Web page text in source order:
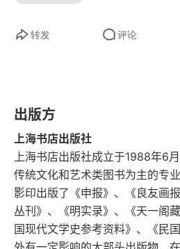
第三篇 现代
附录一 重要词语对照表
说明
附录二 人名对照表
便是取得 “合理的自由”。但
到了一个答复，说是束缚于
力，也许就心满意足了。在
初，许多研究政治的人对于
意；这是现代一位权威思想
然把这种由言论产生的偏见
理论产生的偏见）所僭拟的
转发 评论
出版方
上海书店出版社
上海书店出版社成立于1988年6
传统文化和艺术类图书为主的专
影印出版了《申报》、《良友画
丛刊》、《明实录》、《天一阁
国现代文学史参考资料》、《民